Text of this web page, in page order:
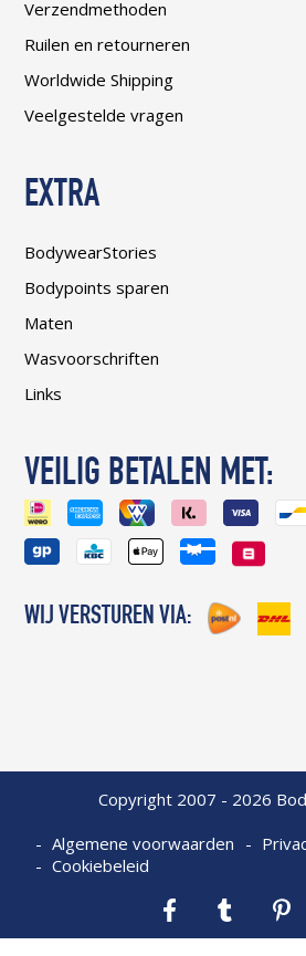
Verzendmethoden
Ruilen en retourneren
Worldwide Shipping
Veelgestelde vragen
EXTRA
BodywearStories
Bodypoints sparen
Maten
Wasvoorschriften
Links
VEILIG BETALEN MET:
WIJ VERSTUREN VIA:
Copyright 2007 - 2026
Algemene voorwaarden
Cookiebeleid
Facebook Tumblr